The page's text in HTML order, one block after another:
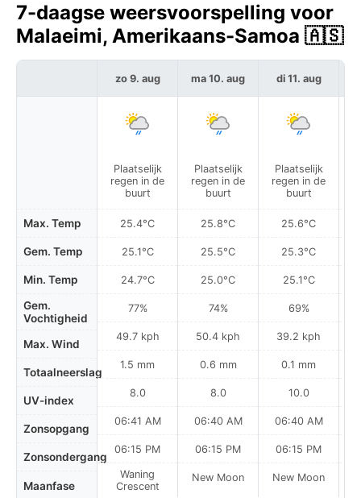
7-daagse weersvoorspelling voor
Malaeimi, Amerikaans-Samoa 🇦🇸
Max. Temp
Gem. Temp
Min. Temp
Gem.
Vochtigheid
Max. Wind
Totaalneerslag
UV-index
Zonsopgang
Zonsondergang
Maanfase
zo 9. aug
Plaatselijk
regen in de
buurt
25.4°C
25.1°C
24.7°C
77%
49.7 kph
1.5 mm
8.0
06:41 AM
06:15 PM
Waning
Crescent
ma 10. aug
Plaatselijk
regen in de
buurt
25.8°C
25.5°C
25.0°C
74%
50.4 kph
0.6 mm
8.0
06:40 AM
06:15 PM
New Moon
di 11. aug
Plaatselijk
regen in de
buurt
25.6°C
25.3°C
25.1°C
69%
39.2 kph
0.1 mm
10.0
06:40 AM
06:15 PM
New Moon